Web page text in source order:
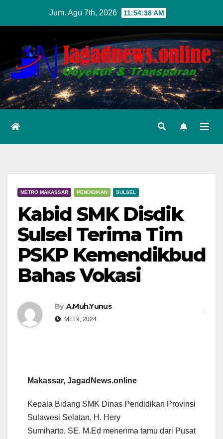
content
Jum. Agu 7th, 2026 11:54:39 AM
METRO MAKASSAR PENDIDIKAN SULSEL
Kabid SMK Disdik
Sulsel Terima Tim
PSKP Kemendikbud
Bahas Vokasi
By A.Muh.Yunus
MEI 9, 2024
Makassar, JagadNews.online
Kepala Bidang SMK Dinas Pendidikan Provinsi
Sulawesi Selatan, H. Hery
Sumiharto, SE. M.Ed menerima tamu dari Pusat